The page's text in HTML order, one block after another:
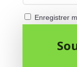
Enregistrer